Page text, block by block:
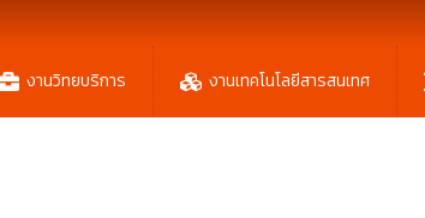
งานวิทยบริการ งานเทคโนโลยีสารสนเทศ